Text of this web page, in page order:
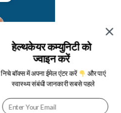
हेल्थकेयर कम्युनिटी को
ज्वाइन करें
निचे बॉक्स में अपना ईमेल एंटर करें
और पाएं
स्वास्थ्य संबंधी जानकारी सबसे पहले